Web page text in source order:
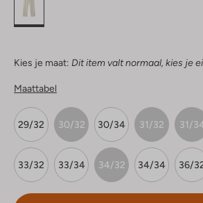
Kies je maat: Dit item valt normaal, kies je
Maattabel
29/32 30/32 30/34 31/32 31/
33/32 33/34 34/32 34/34 36/